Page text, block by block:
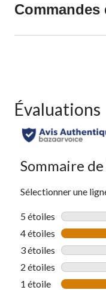
Évaluations
Sommaire
Sélectionner une
5 étoiles étoiles
4 étoiles étoiles
3 étoiles étoiles
2 étoiles étoiles
1 étoile étoiles